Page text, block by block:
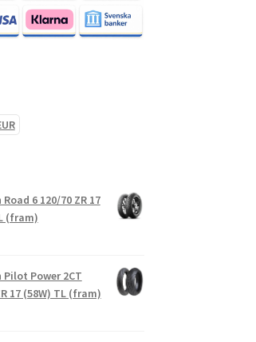
6 120/70 ZR 17
(fram)
Pilot Power 2CT
17 (58W) TL (fram)